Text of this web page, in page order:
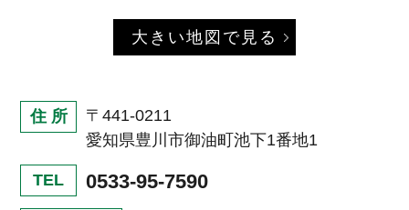
大きい地図で見る
住 所
〒441-0211
愛知県豊川市御油町池下1番地1
TEL 0533-95-7590